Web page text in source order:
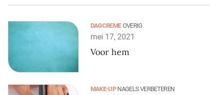
DAGCREME OVERIG
mei 17, 2021
Voor hem
MAKE-UP NAGELS VERBETEREN